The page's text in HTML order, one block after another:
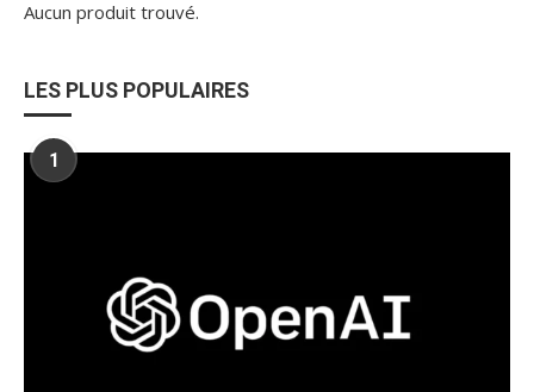
Aucun produit trouvé.
LES PLUS POPULAIRES
1